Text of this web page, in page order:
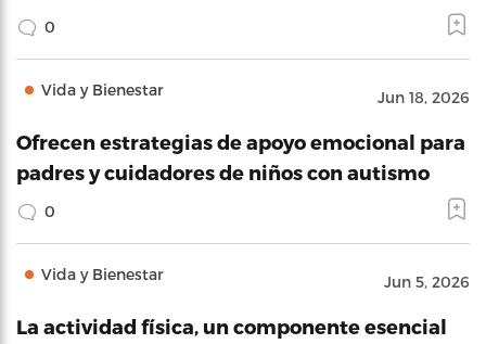
0
Vida y Bienestar Jun 18, 2026
Ofrecen estrategias de apoyo emocional para
padres y cuidadores de niños con autismo
0
Vida y Bienestar Jun 5, 2026
La actividad física, un componente esencial